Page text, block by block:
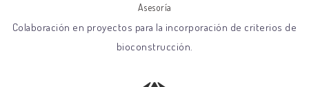
Asesoría
Colaboración en proyectos para la incorporación de criterios de
bioconstrucción.